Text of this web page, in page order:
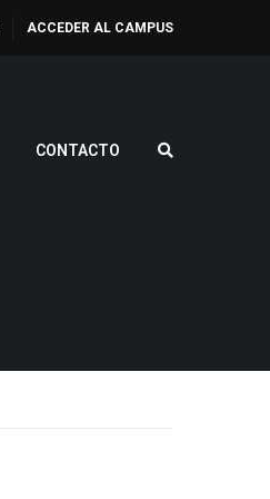
ACCEDER AL CAMPUS
CONTACTO